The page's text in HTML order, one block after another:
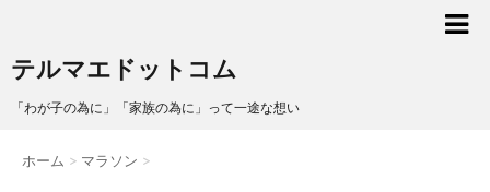
テルマエドットコム
「わが子の為に」「家族の為に」って一途な想い
ホーム > マラソン >